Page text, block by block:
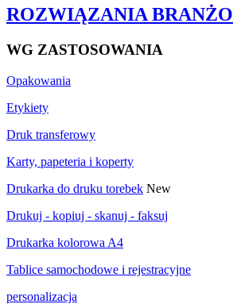
ROZWIĄZANIA
WG ZASTOSOWANIA
Opakowania
Etykiety
Druk transferowy
Karty, papeteria i koperty
Drukarka do druku torebek New
Drukuj - kopiuj - skanuj - faksuj
Drukarka kolorowa A4
Tablice samochodowe i rejestracyjne
personalizacja